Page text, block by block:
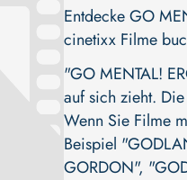
Entdecke GO
cinetixx Filme
"GO MENTAL!
auf sich zieht.
Wenn Sie Filme
Beispiel
GORDON",